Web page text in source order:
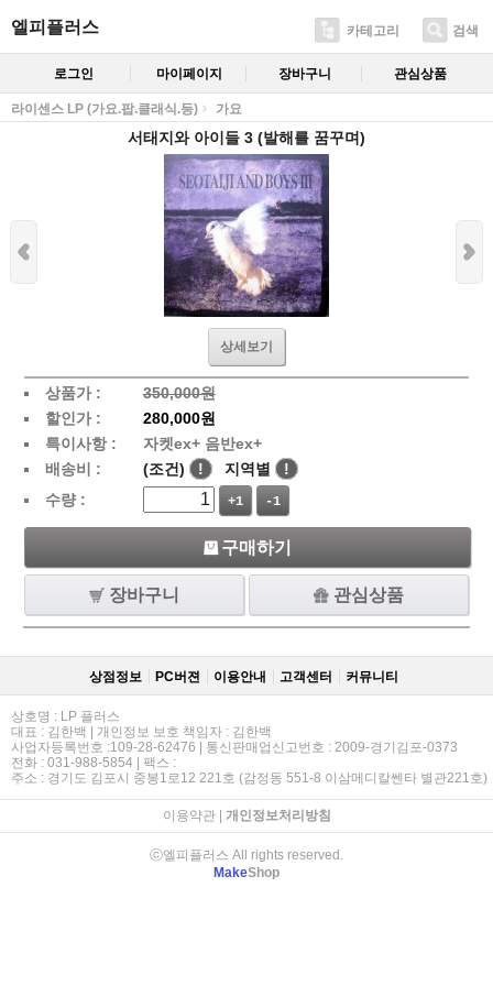
엘피플러스 카테고리 검색
로그인 마이페이지 장바구니 관심상품
라이센스 LP (가요.팝.클래식.등) 가요
서태지와 아이들 3 (발해를 꿈꾸며)
상세보기
상품가 :
350,000원
할인가 :
280,000원
특이사항 :
자켓ex+ 음반ex+
배송비 :
(조건) ! 지역별
!
수량 :
+1 -1
구매하기
장바구니 관심상품
상점정보 PC버젼 이용안내 고객센터 커뮤니티
상호명 : LP 플러스
대표 : 김한백 | 개인정보 보호 책임자 : 김한백
사업자등록번호 :109-28-62476 | 통신판매업신고번호 : 2009-경기김포-0373
전화 : 031-988-5854 | 팩스 :
주소 : 경기도 김포시 중봉1로12 221호 (감정동 551-8 이삼메디칼쎈타 별관221호)
이용약관| 개인정보처리방침
ⓒ엘피플러스 All rights reserved.
MakeShop